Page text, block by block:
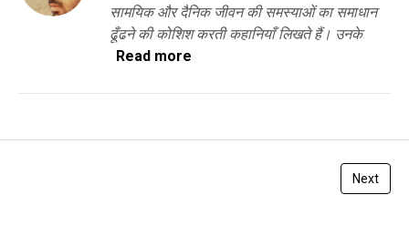
सामयिक और दैनिक जीवन की समस्याओं का समाधान
ढूँढने की कोशिश करती कहानियाँ लिखते हैं। उनके
Read more
Next